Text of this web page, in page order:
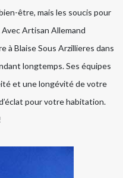
être, mais les soucis pour
Artisan Allemand
à Blaise Sous Arzillieres dans
longtemps. Ses équipes
et une longévité de votre
pour votre habitation.